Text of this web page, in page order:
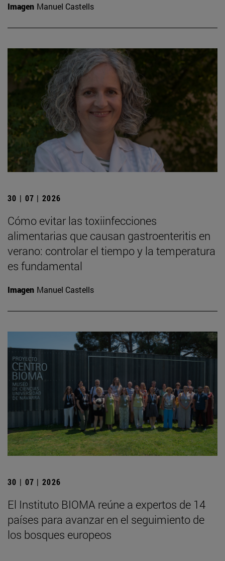
Imagen Manuel Castells
30 | 07 | 2026
Cómo evitar las toxiinfecciones
alimentarias que causan gastroenteritis en
verano: controlar el tiempo y la temperatura
es fundamental
Imagen Manuel Castells
30 | 07 | 2026
El Instituto BIOMA reúne a expertos de 14
países para avanzar en el seguimiento de
los bosques europeos